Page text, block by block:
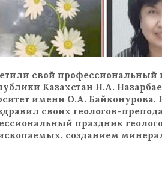
свой профессиональный
Казахстан Н.А.
имени О.А. Байконурова.
своих геологов-
праздник
созданием